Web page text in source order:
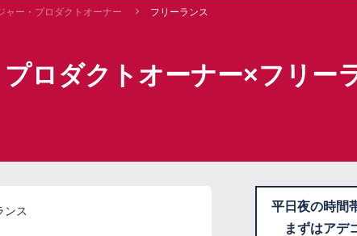
ャー・プロダクトオーナー フリーランス
ロダクトオーナー×フリー
ンス
平日夜の時間
まずはアデ